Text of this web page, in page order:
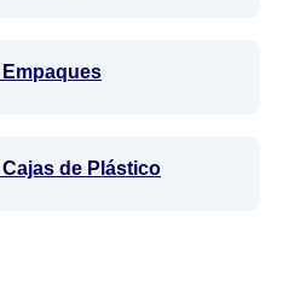
de Plástico